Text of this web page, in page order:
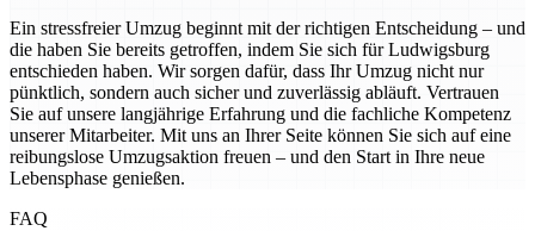
Ein stressfreier Umzug beginnt mit der richtigen Entscheidung – und
die haben Sie bereits getroffen, indem Sie sich für Ludwigsburg
entschieden haben. Wir sorgen dafür, dass Ihr Umzug nicht nur
pünktlich, sondern auch sicher und zuverlässig abläuft. Vertrauen
Sie auf unsere langjährige Erfahrung und die fachliche Kompetenz
unserer Mitarbeiter. Mit uns an Ihrer Seite können Sie sich auf eine
reibungslose Umzugsaktion freuen – und den Start in Ihre neue
Lebensphase genießen.
FAQ